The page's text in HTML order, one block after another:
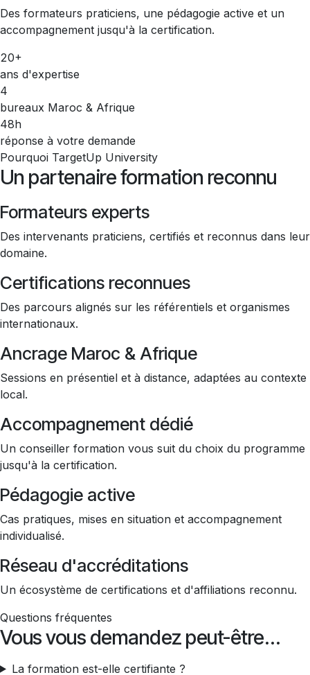
Des formateurs praticiens, une pédagogie active et un
accompagnement jusqu'à la certification.
20+
ans d'expertise
4
bureaux Maroc & Afrique
48h
réponse à votre demande
Pourquoi TargetUp University
Un partenaire formation reconnu
Formateurs experts
Des intervenants praticiens, certifiés et reconnus dans leur
domaine.
Certifications reconnues
Des parcours alignés sur les référentiels et organismes
internationaux.
Ancrage Maroc & Afrique
Sessions en présentiel et à distance, adaptées au contexte
local.
Accompagnement dédié
Un conseiller formation vous suit du choix du programme
jusqu'à la certification.
Pédagogie active
Cas pratiques, mises en situation et accompagnement
individualisé.
Réseau d'accréditations
Un écosystème de certifications et d'affiliations reconnu.
Questions fréquentes
Vous vous demandez peut-être…
La formation est-elle certifiante ?